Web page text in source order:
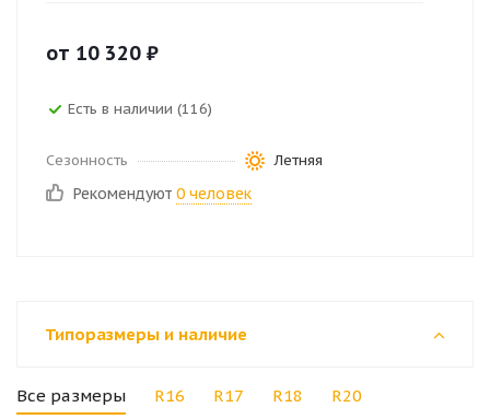
от 10 320 ₽
Есть в наличии (116)
Сезонность Летняя
Рекомендуют 0 человек
Типоразмеры и наличие
Все размеры R16 R17 R18 R20